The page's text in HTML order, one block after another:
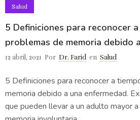
Salud
5 Definiciones para reconocer
problemas de memoria debido
12 abril, 2021 Por Dr. Farid en Salud
5 Definiciones para reconocer a
memoria debido a una enfermedad.
que pueden llevar a un adulto mayor